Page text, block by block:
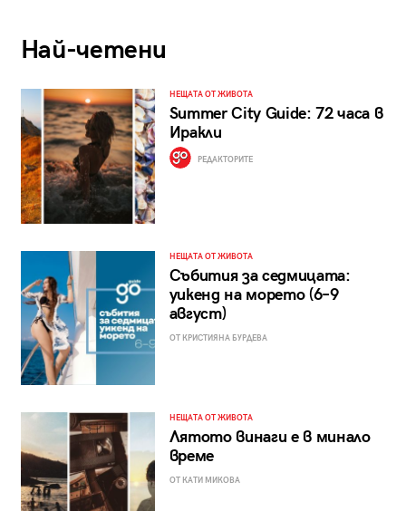
Най-четени
НЕЩАТА ОТ ЖИВОТА
Summer City Guide: 72 часа в
Иракли
РЕДАКТОРИТЕ
НЕЩАТА ОТ ЖИВОТА
Събития за седмицата:
уикенд на морето (6–9
август)
ОТ КРИСТИЯНА БУРДЕВА
НЕЩАТА ОТ ЖИВОТА
Лятото винаги е в минало
време
ОТ КАТИ МИКОВА